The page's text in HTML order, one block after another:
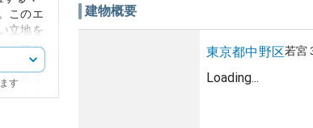
このエ
立地を
スーパ
徒歩圏
ン風で
す
建物概要
東京都中野区若宮
Loading...